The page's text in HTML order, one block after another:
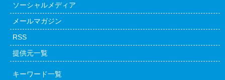
ソーシャルメディア
メールマガジン
RSS
提供元一覧
キーワード一覧